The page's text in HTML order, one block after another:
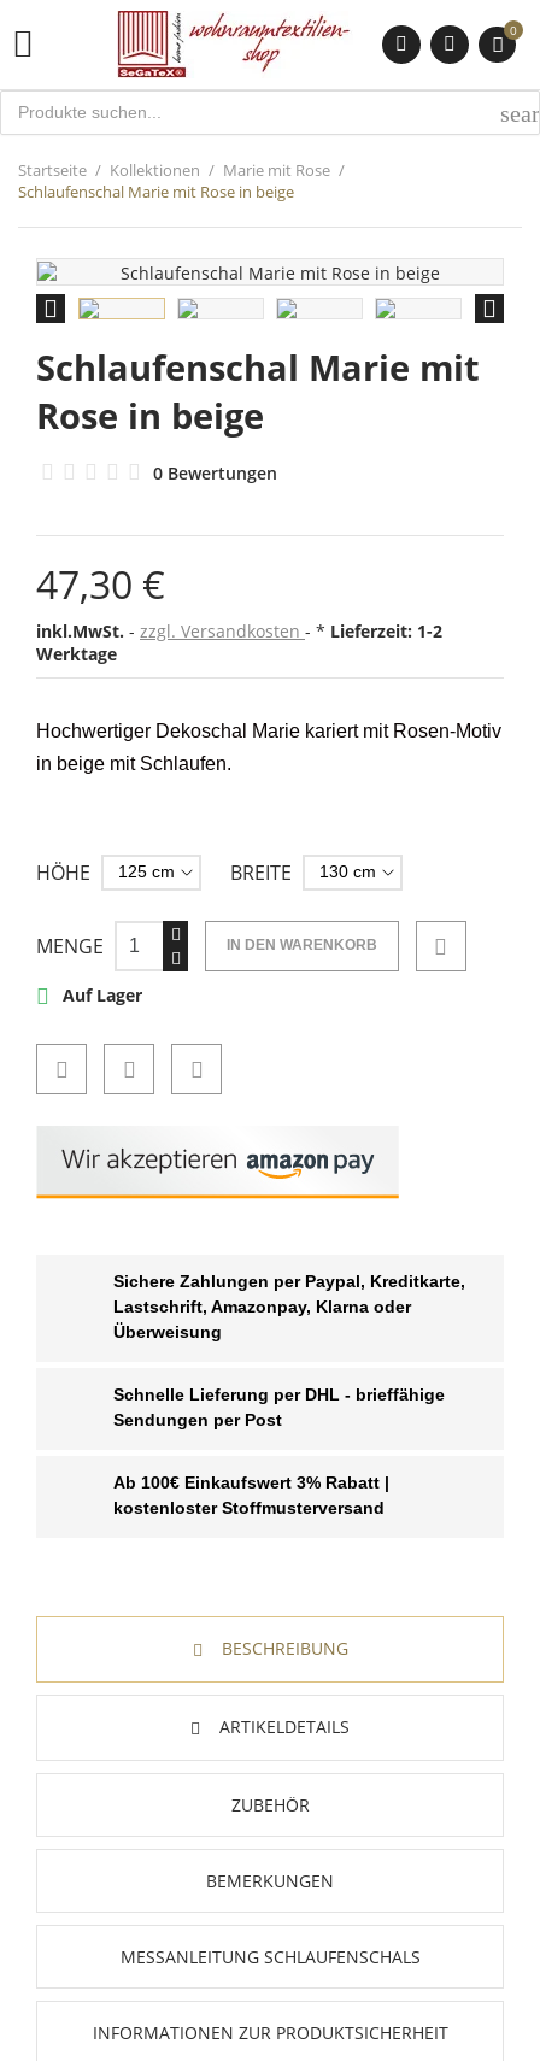
 0
Startseite Kollektionen
Marie mit Rose
Schlaufenschal Marie mit Rose in beige
 
Schlaufenschal Marie mit
Rose in beige
0 Bewertungen
47,30 €
inkl.MwSt. zzgl. Versandkosten * Lieferzeit: 1-2
Werktage
Hochwertiger Dekoschal
Marie kariert mit Rosen-Motiv
in beige mit Schlaufen.
HÖHE BREITE
MENGE IN DEN WARENKORB
 Auf Lager
Sichere Zahlungen per Paypal, Kreditkarte,
Lastschrift, Amazonpay, Klarna oder
Überweisung
Schnelle Lieferung per DHL - brieffähige
Sendungen per Post
Ab 100€ Einkaufswert 3% Rabatt |
kostenloster Stoffmusterversand
BESCHREIBUNG
ARTIKELDETAILS
ZUBEHÖR
BEMERKUNGEN
MESSANLEITUNG SCHLAUFENSCHALS
INFORMATIONEN ZUR PRODUKTSICHERHEIT